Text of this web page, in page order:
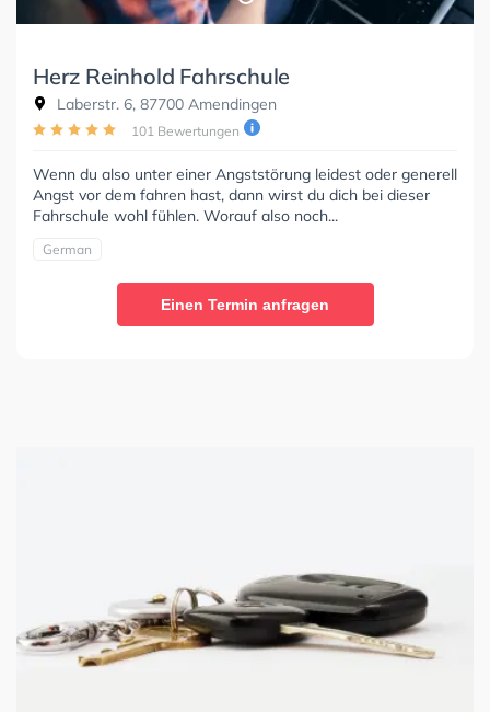
Herz Reinhold Fahrschule
Laberstr. 6, 87700 Amendingen
101 Bewertungen
Wenn du also unter einer Angststörung leidest oder generell
Angst vor dem fahren hast, dann wirst du dich bei dieser
Fahrschule wohl fühlen. Worauf also noch...
German
Einen Termin anfragen